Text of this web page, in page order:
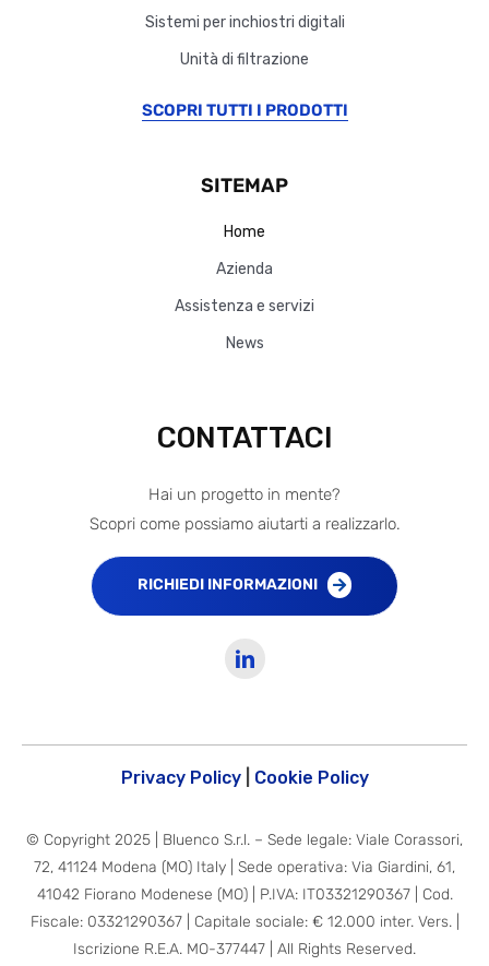
Sistemi per inchiostri digitali
Unità di filtrazione
SCOPRI TUTTI I PRODOTTI
SITEMAP
Home
Azienda
Assistenza e servizi
News
CONTATTACI
Hai un progetto in mente?
Scopri come possiamo aiutarti a realizzarlo.
RICHIEDI INFORMAZIONI
© Copyright 2025 | Bluenco S.r.l. – Sede legale: Viale Corassori,
72, 41124 Modena (MO) Italy | Sede operativa: Via Giardini, 61,
41042 Fiorano Modenese (MO) | P.IVA: IT03321290367 | Cod.
Fiscale: 03321290367 | Capitale sociale: € 12.000 inter. Vers. |
Iscrizione R.E.A. MO-377447 | All Rights Reserved.
Privacy Policy| Cookie Policy